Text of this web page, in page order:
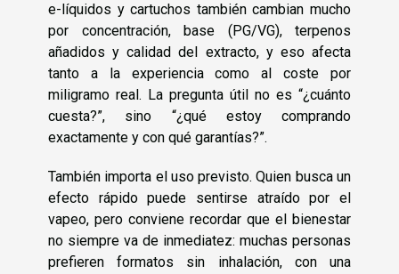
e-líquidos y cartuchos también cambian mucho
por concentración, base (PG/VG), terpenos
añadidos y calidad del extracto, y eso afecta
tanto a la experiencia como al coste por
miligramo real. La pregunta útil no es “¿cuánto
cuesta?”, sino “¿qué estoy comprando
exactamente y con qué garantías?”.
También importa el uso previsto. Quien busca un
efecto rápido puede sentirse atraído por el
vapeo, pero conviene recordar que el bienestar
no siempre va de inmediatez: muchas personas
prefieren formatos sin inhalación, con una